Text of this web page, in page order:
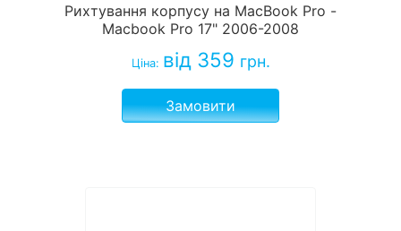
Рихтування корпусу на MacBook Pro -
Macbook Pro 17" 2006-2008
Ціна: від 359 грн.
Замовити